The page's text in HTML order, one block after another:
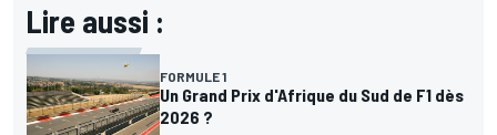
Lire aussi :
FORMULE 1
Un Grand Prix d'Afrique du Sud de F1 dès
2026 ?